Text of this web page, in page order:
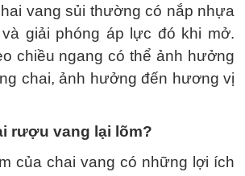
vang sủi thường có nắp nhựa
giải phóng áp lực đó khi mở.
chiều ngang có thể ảnh hưởng
chai, ảnh hưởng đến hương vị
rượu vang lại lõm?
của chai vang có những lợi ích